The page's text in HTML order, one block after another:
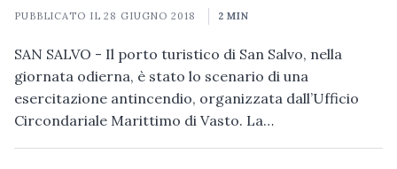
PUBBLICATO IL28 GIUGNO 2018 2 MIN
SAN SALVO - Il porto turistico di San Salvo, nella
giornata odierna, è stato lo scenario di una
esercitazione antincendio, organizzata dall’Ufficio
Circondariale Marittimo di Vasto. La…